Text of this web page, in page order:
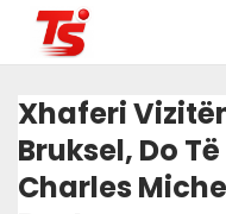
Xhaferi
Bruksel, Do
Charles